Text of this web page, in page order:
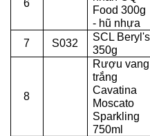
6
Food 300g
- hũ nhựa
7 S032
SCL Beryl's
350g
8
Rượu vang
trắng
Cavatina
Moscato
Sparkling
750ml